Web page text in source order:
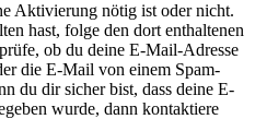
Aktivierung nötig ist oder nicht.
hast, folge den dort enthaltenen
ob du deine E-Mail-Adresse
die E-Mail von einem Spam-
du dir sicher bist, dass deine E-
wurde, dann kontaktiere